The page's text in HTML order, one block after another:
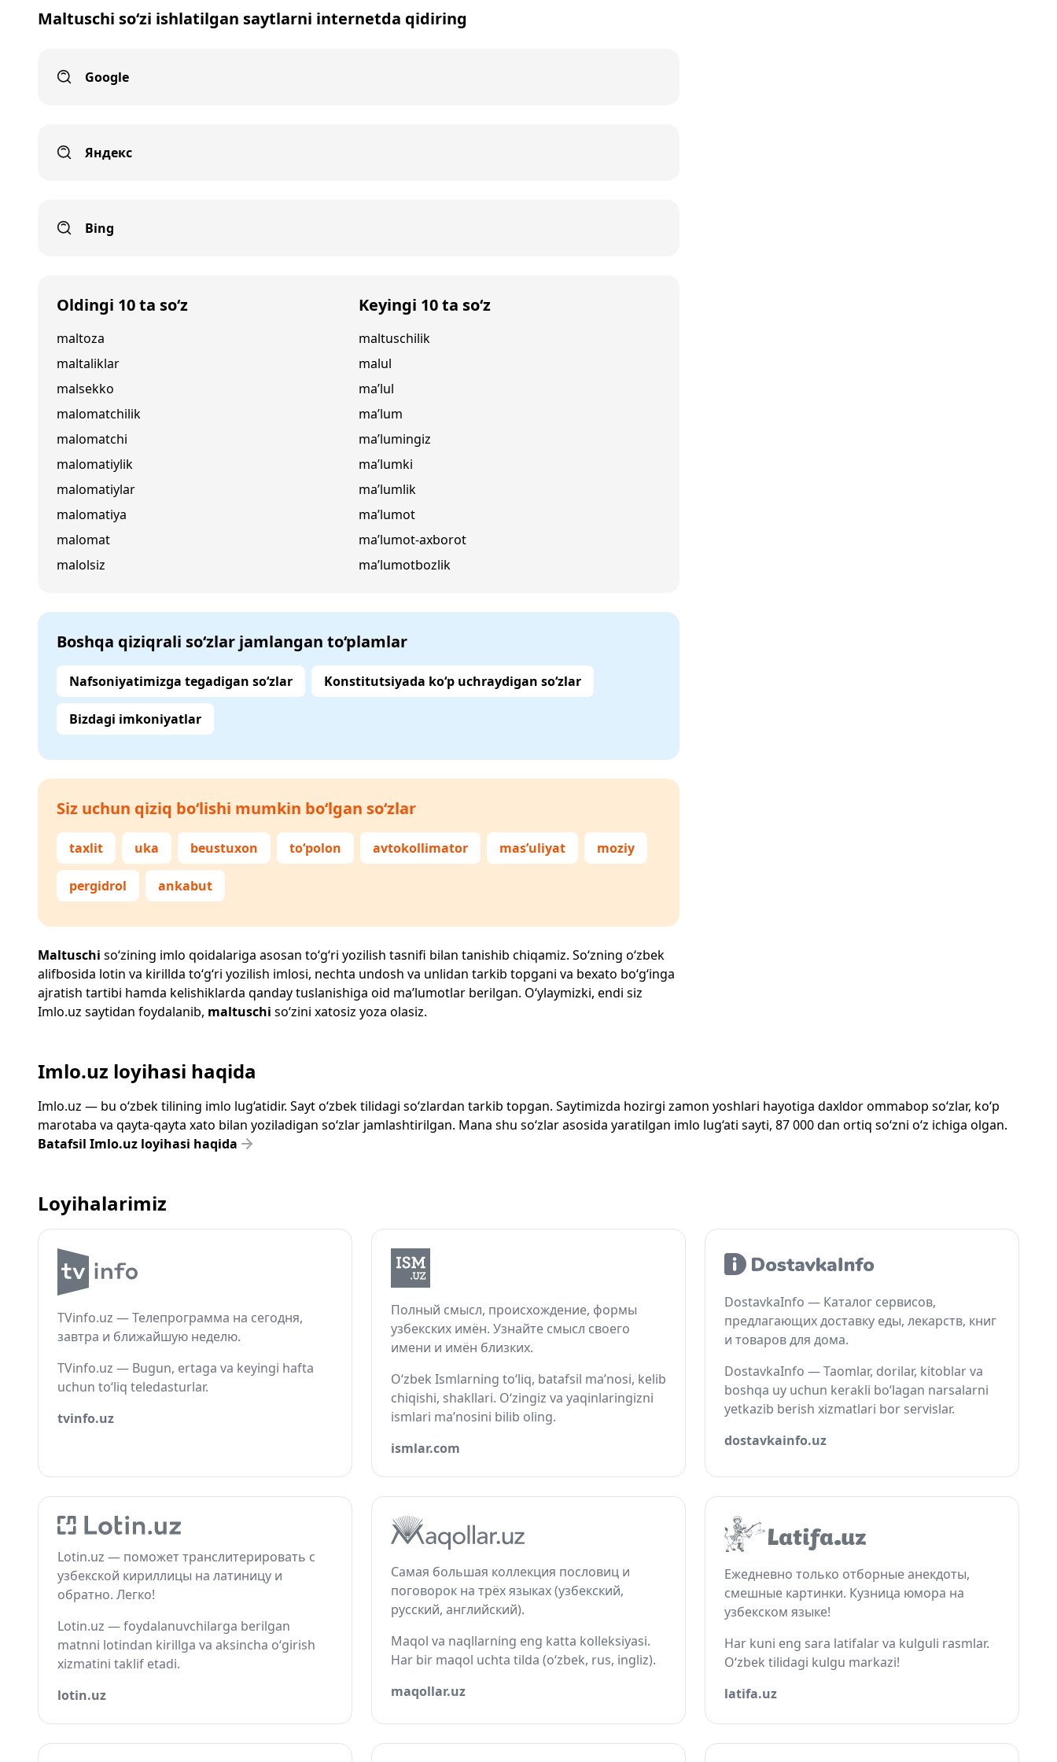
Maltuschi so‘zi ishlatilgan saytlarni internetda qidiring
Google
Яндекс
Bing
Oldingi 10 ta so‘z
maltoza
maltaliklar
malsekko
malomatchilik
malomatchi
malomatiylik
malomatiylar
malomatiya
malomat
malolsiz
Keyingi 10 ta so‘z
maltuschilik
malul
ma’lul
ma’lum
ma’lumingiz
ma’lumki
ma’lumlik
ma’lumot
ma’lumot-axborot
ma’lumotbozlik
Boshqa qiziqrali so‘zlar jamlangan to‘plamlar
Nafsoniyatimizga tegadigan so‘zlar Konstitutsiyada ko‘p uchraydigan so‘zlar
Bizdagi imkoniyatlar
Siz uchun qiziq bo‘lishi mumkin bo‘lgan so‘zlar
taxlit uka beustuxon to‘polon avtokollimator mas’uliyat moziy
pergidrol ankabut
Maltuschi so‘zining imlo qoidalariga asosan to‘g‘ri yozilish tasnifi bilan tanishib chiqamiz. So‘zning o‘zbek
alifbosida lotin va kirillda to‘g‘ri yozilish imlosi, nechta undosh va unlidan tarkib topgani va bexato bo‘g‘inga
ajratish tartibi hamda kelishiklarda qanday tuslanishiga oid ma’lumotlar berilgan. O‘ylaymizki, endi siz
Imlo.uz saytidan foydalanib, maltuschi so‘zini xatosiz yoza olasiz.
Imlo.uz loyihasi haqida
Imlo.uz — bu o‘zbek tilining imlo lug‘atidir. Sayt o‘zbek tilidagi so‘zlardan tarkib topgan. Saytimizda hozirgi zamon yoshlari hayotiga daxldor ommabop so‘zlar, ko‘p
marotaba va qayta-qayta xato bilan yoziladigan so‘zlar jamlashtirilgan. Mana shu so‘zlar asosida yaratilgan imlo lug‘ati sayti, 87 000 dan ortiq so‘zni o‘z ichiga olgan.
Batafsil Imlo.uz loyihasi haqida
Loyihalarimiz
TVinfo.uz — Телепрограмма на сегодня,
завтра и ближайшую неделю.
TVinfo.uz — Bugun, ertaga va keyingi hafta
uchun to‘liq teledasturlar.
tvinfo.uz
Полный смысл, происхождение, формы
узбекских имён. Узнайте смысл своего
имени и имён близких.
O‘zbek Ismlarning to‘liq, batafsil ma’nosi, kelib
chiqishi, shakllari. O‘zingiz va yaqinlaringizni
ismlari ma’nosini bilib oling.
ismlar.com
DostavkaInfo — Каталог сервисов,
предлагающих доставку еды, лекарств, книг
и товаров для дома.
DostavkaInfo — Taomlar, dorilar, kitoblar va
boshqa uy uchun kerakli bo‘lagan narsalarni
yetkazib berish xizmatlari bor servislar.
dostavkainfo.uz
Lotin.uz — поможет транслитерировать с
узбекской кириллицы на латиницу и
обратно. Легко!
Lotin.uz — foydalanuvchilarga berilgan
matnni lotindan kirillga va aksincha o‘girish
xizmatini taklif etadi.
lotin.uz
Самая большая коллекция пословиц и
поговорок на трёх языках (узбекский,
русский, английский).
Maqol va naqllarning eng katta kolleksiyasi.
Har bir maqol uchta tilda (o‘zbek, rus, ingliz).
maqollar.uz
Ежедневно только отборные анекдоты,
смешные картинки. Кузница юмора на
узбекском языке!
Har kuni eng sara latifalar va kulguli rasmlar.
O‘zbek tilidagi kulgu markazi!
latifa.uz